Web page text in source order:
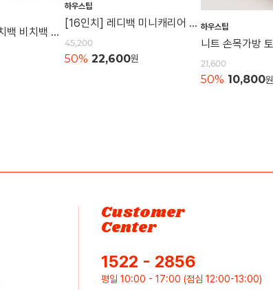
[특대형] 매쉬비치백 비치백 매쉬가방 여행용 숄더백 물놀이가방 수영가방 물빠지는가방
하우스팁
[16인치] 레디백 미니캐리어 여행가방 캐리어 레디백 기내용가방
45,200
50% 22,600원
하우스팁
21,600
50% 10,800원
Customer
Center
1522 - 2856
평일 10:00 - 17:00 (점심 12:00-13:00)